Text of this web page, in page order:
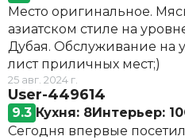
Место оригинальное.
азиатском стиле на
Дубая. Обслуживание на
лист приличных мест;)
25 авг. 2024 г.
User-449614
9.3 Кухня: 8Интерьер: 10
Сегодня впервые